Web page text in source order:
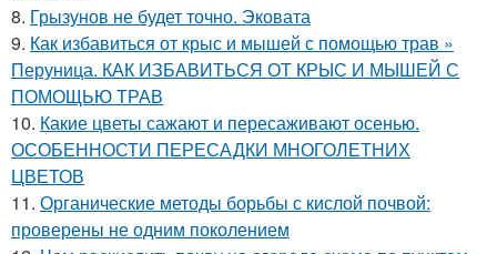
8. Грызунов не будет точно. Эковата
9. Как избавиться от крыс и мышей с помощью трав »
Перуница. КАК ИЗБАВИТЬСЯ ОТ КРЫС И МЫШЕЙ С
ПОМОЩЬЮ ТРАВ
10. Какие цветы сажают и пересаживают осенью.
ОСОБЕННОСТИ ПЕРЕСАДКИ МНОГОЛЕТНИХ
ЦВЕТОВ
11. Органические методы борьбы с кислой почвой:
проверены не одним поколением